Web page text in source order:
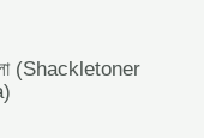
(Shackletoner